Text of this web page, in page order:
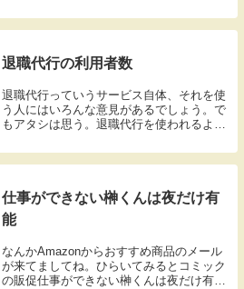
ってきました。わからないなりにも少しで
も勉強しておかなきゃね。ふ、ふんって
退職代行の利用者数
退職代行っていうサービス自体、それを使
う人にはいろんな意見があるでしょう。で
もアタシは思う。退職代行を使われるよう
ね。 要するに水から招いた災難だってこと
でしょうが。それだけ。
仕事ができない榊くんは夜だけ有
能
なんかAmazonからおすすめ商品のメール
が来てましてね。ひらいてみるとコミック
の販促仕事ができない榊くんは夜だけ有能(